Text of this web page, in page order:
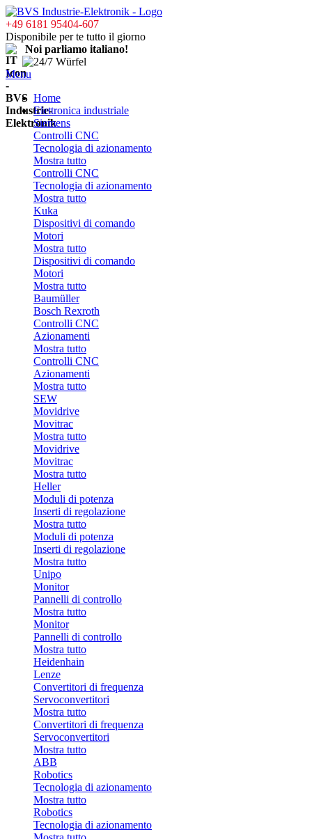
+49 6181 95404-607
Disponibile per te tutto il giorno
Noi parliamo italiano!
Menu
Home
Elettronica industriale
Siemens
Controlli CNC
Tecnologia di azionamento
Mostra tutto
Controlli CNC
Tecnologia di azionamento
Mostra tutto
Kuka
Dispositivi di comando
Motori
Mostra tutto
Dispositivi di comando
Motori
Mostra tutto
Baumüller
Bosch Rexroth
Controlli CNC
Azionamenti
Mostra tutto
Controlli CNC
Azionamenti
Mostra tutto
SEW
Movidrive
Movitrac
Mostra tutto
Movidrive
Movitrac
Mostra tutto
Heller
Moduli di potenza
Inserti di regolazione
Mostra tutto
Moduli di potenza
Inserti di regolazione
Mostra tutto
Unipo
Monitor
Pannelli di controllo
Mostra tutto
Monitor
Pannelli di controllo
Mostra tutto
Heidenhain
Lenze
Convertitori di frequenza
Servoconvertitori
Mostra tutto
Convertitori di frequenza
Servoconvertitori
Mostra tutto
ABB
Robotics
Tecnologia di azionamento
Mostra tutto
Robotics
Tecnologia di azionamento